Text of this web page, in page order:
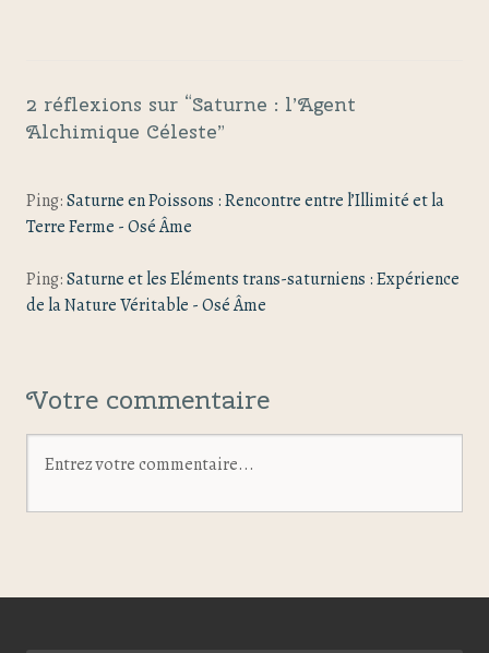
2 réflexions sur “Saturne : l’Agent
Alchimique Céleste”
Ping:Saturne en Poissons : Rencontre entre l’Illimité et la
Terre Ferme - Osé Âme
Ping:Saturne et les Eléments trans-saturniens : Expérience
de la Nature Véritable - Osé Âme
Votre commentaire